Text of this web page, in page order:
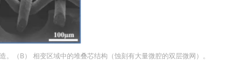
（B） 相变区域中的堆叠芯结构（蚀刻有大量微腔的双层微网）。